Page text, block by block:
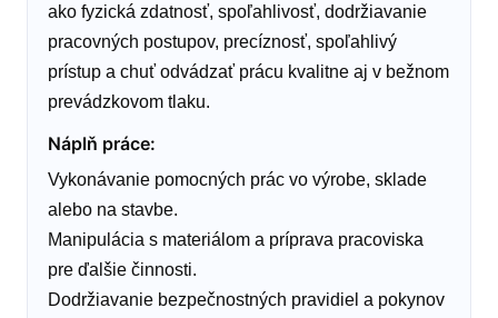
ako fyzická zdatnosť, spoľahlivosť, dodržiavanie
pracovných postupov, precíznosť, spoľahlivý
prístup a chuť odvádzať prácu kvalitne aj v bežnom
prevádzkovom tlaku.
Náplň práce:
Vykonávanie pomocných prác vo výrobe, sklade
alebo na stavbe.
Manipulácia s materiálom a príprava pracoviska
pre ďalšie činnosti.
Dodržiavanie bezpečnostných pravidiel a pokynov